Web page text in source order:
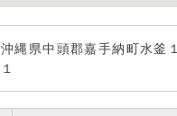
沖縄県中頭郡嘉手納町水釜
１